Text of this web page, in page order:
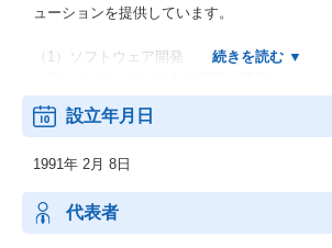
ューションを提供しています。
（1）ソフトウェア開発
（3）コンピュータ機器の販売
（4）ソフトウェア開発の人材派遣業務
設立年月日
1991年 2月 8日
代表者